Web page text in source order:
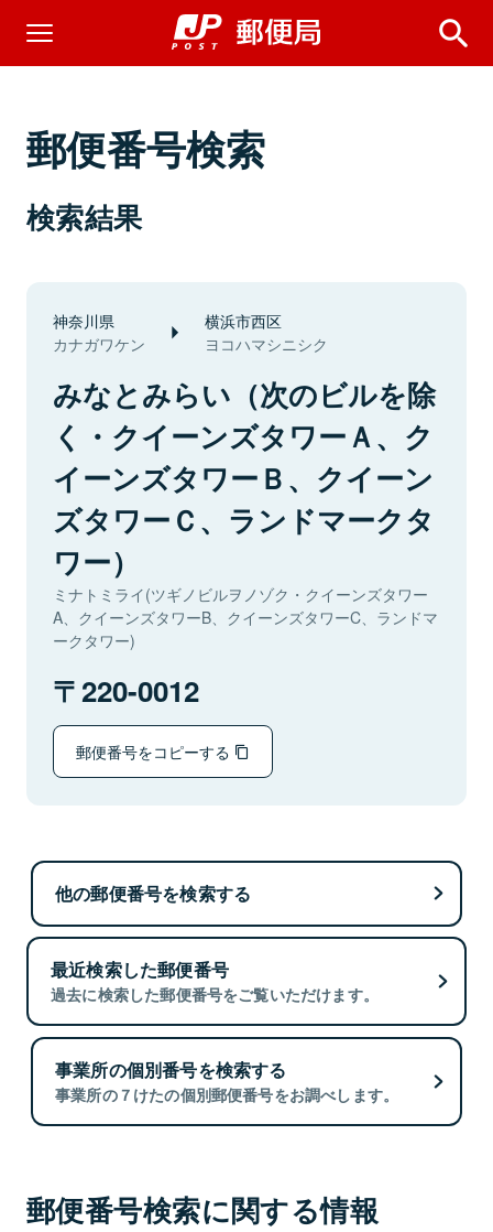
郵便番号検索
検索結果
神奈川県
カナガワケン
横浜市西区
ヨコハマシニシク
みなとみらい（次のビルを除
く・クイーンズタワーＡ、ク
イーンズタワーＢ、クイーン
ズタワーＣ、ランドマークタ
ワー）
ミナトミライ(ツギノビルヲノゾク・クイーンズタワー
A、クイーンズタワーB、クイーンズタワーC、ランドマ
ークタワー)
220-0012
郵便番号をコピーする
他の郵便番号を検索する
最近検索した郵便番号
過去に検索した郵便番号をご覧いただけます。
事業所の個別番号を検索する
事業所の７けたの個別郵便番号をお調べします。
郵便番号検索に関する情報